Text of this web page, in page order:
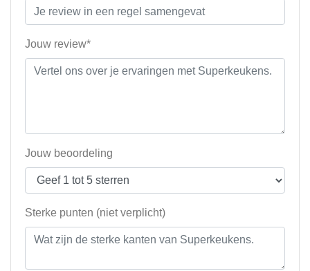
Jouw review*
Jouw beoordeling
Sterke punten (niet verplicht)